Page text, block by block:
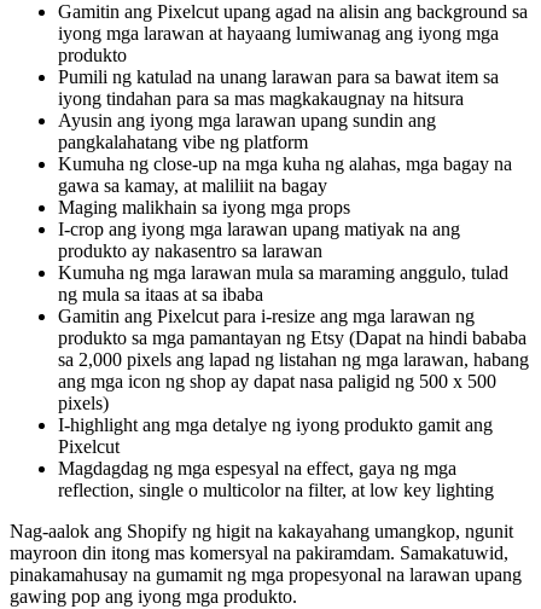
Gamitin ang Pixelcut upang agad na alisin ang background sa
iyong mga larawan at hayaang lumiwanag ang iyong mga
produkto
Pumili ng katulad na unang larawan para sa bawat item sa
iyong tindahan para sa mas magkakaugnay na hitsura
Ayusin ang iyong mga larawan upang sundin ang
pangkalahatang vibe ng platform
Kumuha ng close-up na mga kuha ng alahas, mga bagay na
gawa sa kamay, at maliliit na bagay
Maging malikhain sa iyong mga props
I-crop ang iyong mga larawan upang matiyak na ang
produkto ay nakasentro sa larawan
Kumuha ng mga larawan mula sa maraming anggulo, tulad
ng mula sa itaas at sa ibaba
Gamitin ang Pixelcut para i-resize ang mga larawan ng
produkto sa mga pamantayan ng Etsy (Dapat na hindi bababa
sa 2,000 pixels ang lapad ng listahan ng mga larawan, habang
ang mga icon ng shop ay dapat nasa paligid ng 500 x 500
pixels)
I-highlight ang mga detalye ng iyong produkto gamit ang
Pixelcut
Magdagdag ng mga espesyal na effect, gaya ng mga
reflection, single o multicolor na filter, at low key lighting
Nag-aalok ang Shopify ng higit na kakayahang umangkop, ngunit
mayroon din itong mas komersyal na pakiramdam. Samakatuwid,
pinakamahusay na gumamit ng mga propesyonal na larawan upang
gawing pop ang iyong mga produkto.